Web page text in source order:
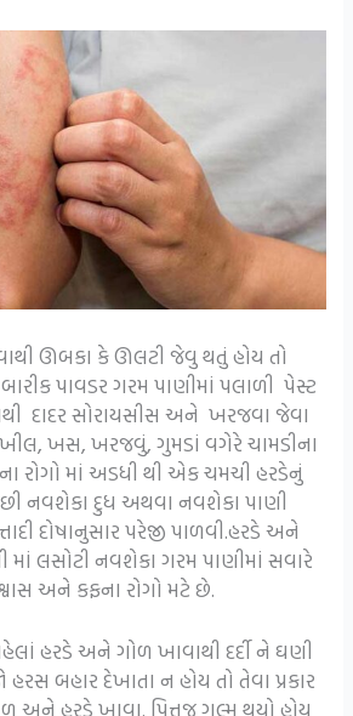
ઊબકા કે ઊલટી જેવુ થતું હોય તો
પાવડર ગરમ પાણીમાં પલાળી પેસ્ટ
દાદર સોરાયસીસ અને ખરજવા જેવા
ખીલ, ખસ, ખરજવું, ગુમડાં વગેરે ચામડીના
રોગો માં અડધી થી એક ચમચી હરડેનું
પછી નવશેકા દુધ અથવા નવશેકા પાણી
દોષાનુસાર પરેજી પાળવી.હરડે અને
લસોટી નવશેકા ગરમ પાણીમાં સવારે
અને કફના રોગો મટે છે.
હરડે અને ગોળ ખાવાથી દર્દી ને ઘણી
બહાર દેખાતા ન હોય તો તેવા પ્રકાર
અને હરડે ખાવા. પિત્તજ ગુલ્મ થયો હોય